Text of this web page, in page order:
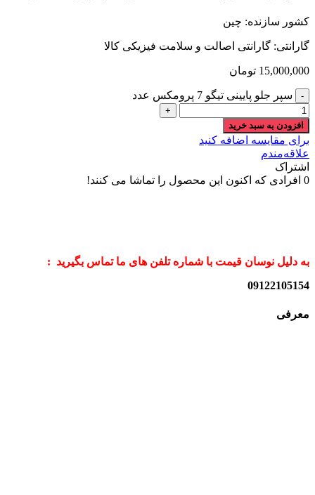
کشور سازنده: چین
گارانتی: گارانتی اصالت و سلامت فیزیکی کالا
15,000,000 تومان
سپر جلو پایینی تیگو 7 پرومکس عدد
افزودن به سبد خرید
برای مقایسه اضافه کنید
علاقه‌مندم
اشتراک
0 افرادی که اکنون این محصول را تماشا می کنند!
به دلیل نوسان قیمت با شماره تلفن های ما تماس بگیرید :
09122105154
معرفی